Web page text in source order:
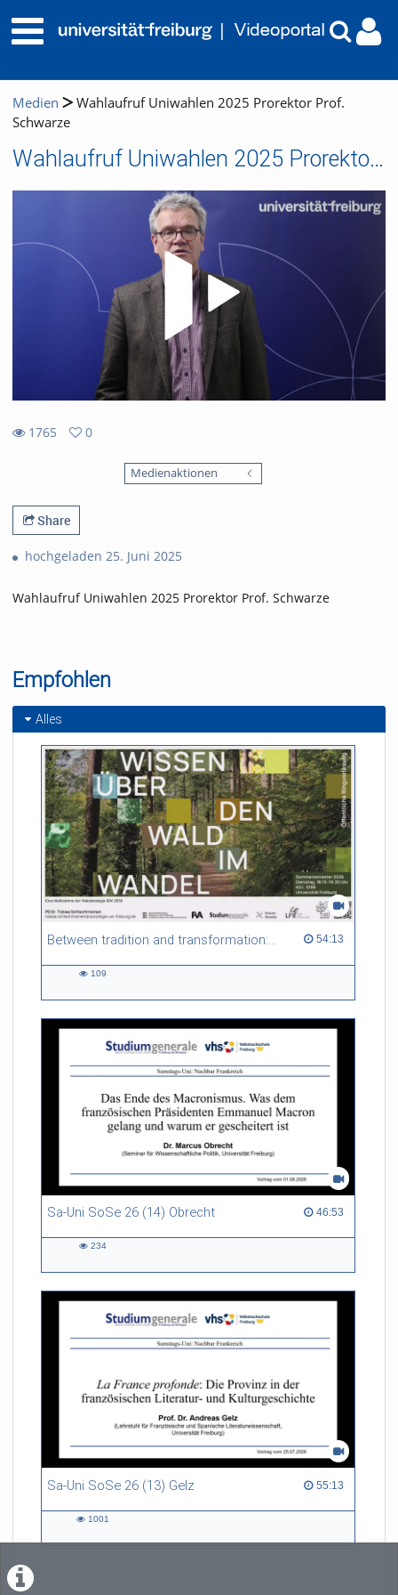
Medien
Wahlaufruf Uniwahlen 2025 Prorektor Prof.
Schwarze
Wahlaufruf Uniwahlen 2025 Prorektor Prof. Schwarze
1765
0
Medienaktionen
Share
hochgeladen 25. Juni 2025
Wahlaufruf Uniwahlen 2025 Prorektor Prof. Schwarze
Empfohlen
Alles
Between tradition and transformation: how owners, advisers and institutions co-create knowledge for resilient forests in Europe 54:13
54:13 duration
109
Sa-Uni SoSe 26 (14) Obrecht 46:53
46:53 duration
234
Sa-Uni SoSe 26 (13) Gelz 55:13
55:13 duration
1001